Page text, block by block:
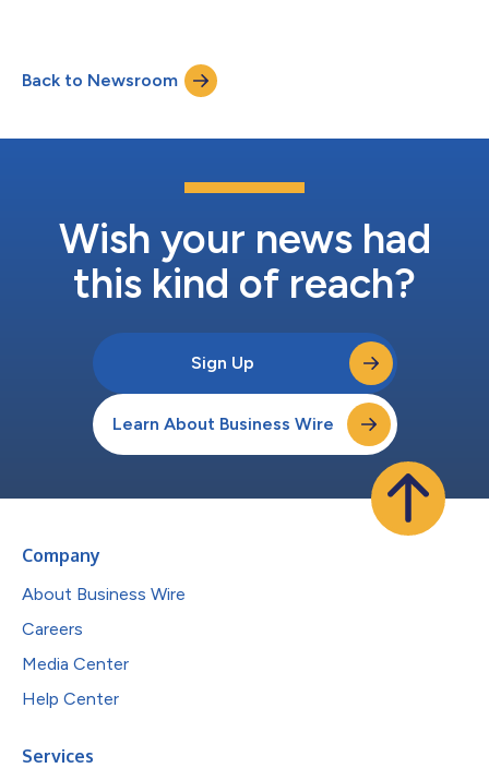
戦略を推進します。プロテオールの成長は、フリーダムイノベー
ションズの高品質な生産やハイテク開発と有名製品の追加で加速
します。関係製品には、マイクロプロセッサ制御膝継手のPlie3、
DynAdapt、Sierra、Highlander、Pacificaが含まれます。 プロテ
べています。「この予測不可能な時期に、継続的な献身、集中、
勤勉さ、プロ意識を示したすべてのフリーダムイノベーションズ
なることを楽しみにしています。また、素晴らしい結果...
Back to Newsroom
Wish your news had
this kind of reach?
Sign Up
Learn About Business Wire
Company
About Business Wire
Careers
Media Center
Help Center
Services